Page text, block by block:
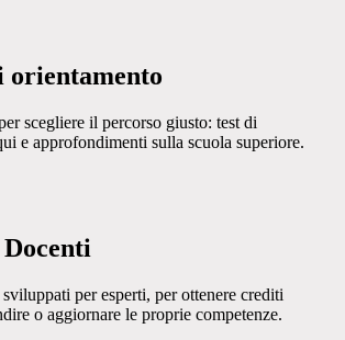
orientamento
scegliere il percorso giusto: test di
e approfondimenti sulla scuola superiore.
per esperti, per ottenere crediti
o aggiornare le proprie competenze.